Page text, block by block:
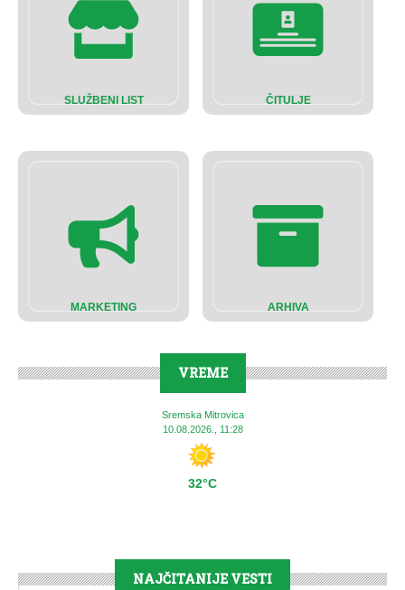
SLUŽBENI LIST ČITULJE
MARKETING ARHIVA
VREME
Sremska Mitrovica
10.08.2026., 11:28
32°C
NAJČITANIJE VESTI